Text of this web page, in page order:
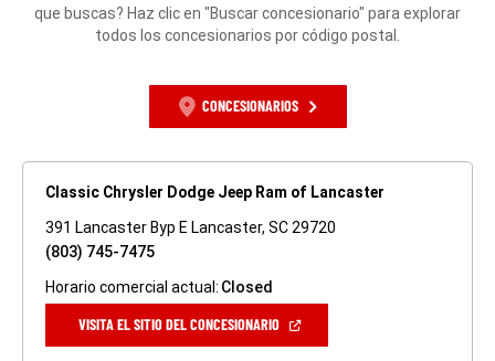
que buscas? Haz clic en "Buscar concesionario" para explorar
todos los concesionarios por código postal.
CONCESIONARIOS
Classic Chrysler Dodge Jeep Ram of Lancaster
391 Lancaster Byp E Lancaster, SC 29720
(803) 745-7475
Horario comercial actual: Closed
VISITA EL SITIO DEL CONCESIONARIO(ABRIR